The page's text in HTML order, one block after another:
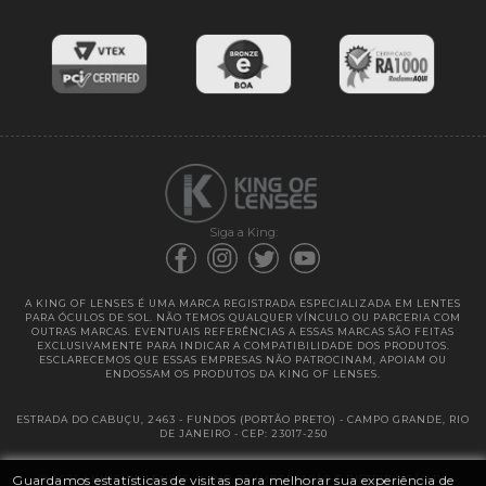
Guardamos estatísticas de visitas para melhorar sua experiência de
Entregas
Siga a King:
A KING OF LENSES É UMA MARCA REGISTRADA ESPECIALIZADA EM LENTES
PARA ÓCULOS DE SOL. NÃO TEMOS QUALQUER VÍNCULO OU PARCERIA COM
OUTRAS MARCAS. EVENTUAIS REFERÊNCIAS A ESSAS MARCAS SÃO FEITAS
EXCLUSIVAMENTE PARA INDICAR A COMPATIBILIDADE DOS PRODUTOS.
ESCLARECEMOS QUE ESSAS EMPRESAS NÃO PATROCINAM, APOIAM OU
ENDOSSAM OS PRODUTOS DA KING OF LENSES.
ESTRADA DO CABUÇU, 2463 - FUNDOS (PORTÃO PRETO) - CAMPO GRANDE, RIO
DE JANEIRO - CEP: 23017-250
@ 2025 | KING OF LENSES - KING OF IMPORTAÇÃO E DISTRIBUIÇÃO DE